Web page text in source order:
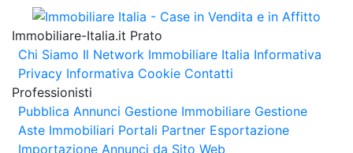
Immobiliare-Italia.it Prato
Chi Siamo Il Network Immobiliare Italia Informativa
Privacy Informativa Cookie Contatti
Professionisti
Pubblica Annunci Gestione Immobiliare Gestione
Aste Immobiliari Portali Partner Esportazione
Importazione Annunci da Sito Web